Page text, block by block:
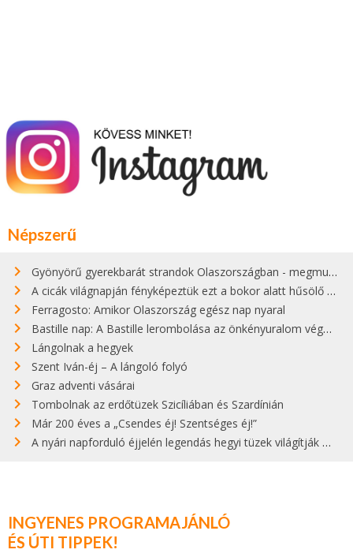
Népszerű
Gyönyörű gyerekbarát strandok Olaszországban - megmutatjuk a 15 legjobbat
A cicák világnapján fényképeztük ezt a bokor alatt hűsölő cicát Kisorosziban
Ferragosto: Amikor Olaszország egész nap nyaral
Bastille nap: A Bastille lerombolása az önkényuralom végét jelentette
Lángolnak a hegyek
Szent Iván-éj – A lángoló folyó
Graz adventi vásárai
Tombolnak az erdőtüzek Szicíliában és Szardínián
Már 200 éves a „Csendes éj! Szentséges éj!”
A nyári napforduló éjjelén legendás hegyi tüzek világítják meg Zugspitzét
INGYENES PROGRAMAJÁNLÓ
ÉS ÚTI TIPPEK!